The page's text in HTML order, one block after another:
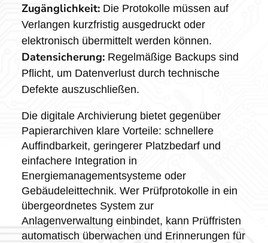
Zugänglichkeit:Die Protokolle müssen auf
Verlangen kurzfristig ausgedruckt oder
elektronisch übermittelt werden können.
Datensicherung:Regelmäßige Backups sind
Pflicht, um Datenverlust durch technische
Defekte auszuschließen.
Die digitale Archivierung bietet gegenüber
Papierarchiven klare Vorteile: schnellere
Auffindbarkeit, geringerer Platzbedarf und
einfachere Integration in
Energiemanagementsysteme oder
Gebäudeleittechnik. Wer Prüfprotokolle in ein
übergeordnetes System zur
Anlagenverwaltung einbindet, kann Prüffristen
automatisch überwachen und Erinnerungen für